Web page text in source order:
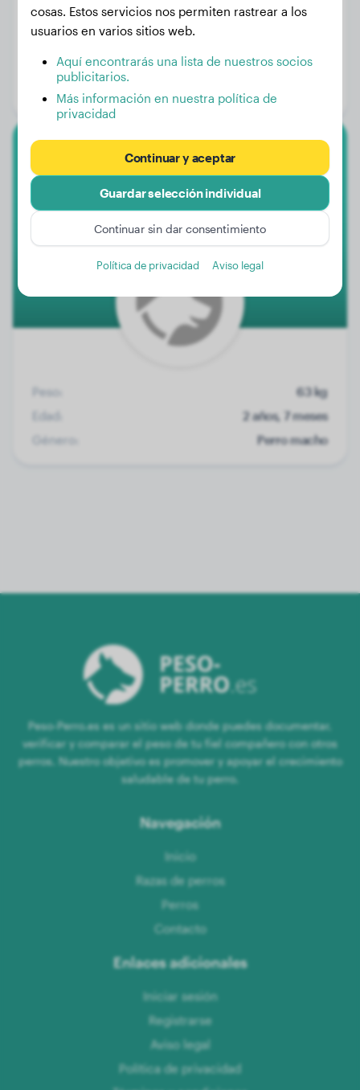
Edad:
3 años, 5 meses
Género:
Dogo De Burdeos
LEONARDO
Peso:
63 kg
Edad:
2 años, 7 meses
Género:
Perro macho
Peso-Perro.es es un sitio web donde puedes documentar,
verificar y comparar el peso de tu fiel compañero con otros
perros. Nuestro objetivo es promover y apoyar el crecimiento
saludable de tu perro.
Navegación
Inicio
Razas de perros
Perros
Contacto
Enlaces adicionales
Iniciar sesión
Registrarse
Aviso legal
Política de privacidad
cosas. Estos servicios nos permiten rastrear a los
usuarios en varios sitios web.
Aquí encontrarás una lista de nuestros socios
publicitarios.
Más información en nuestra política de
privacidad
Continuar y aceptar
Guardar selección individual
Continuar sin dar consentimiento
Política de privacidad Aviso legal